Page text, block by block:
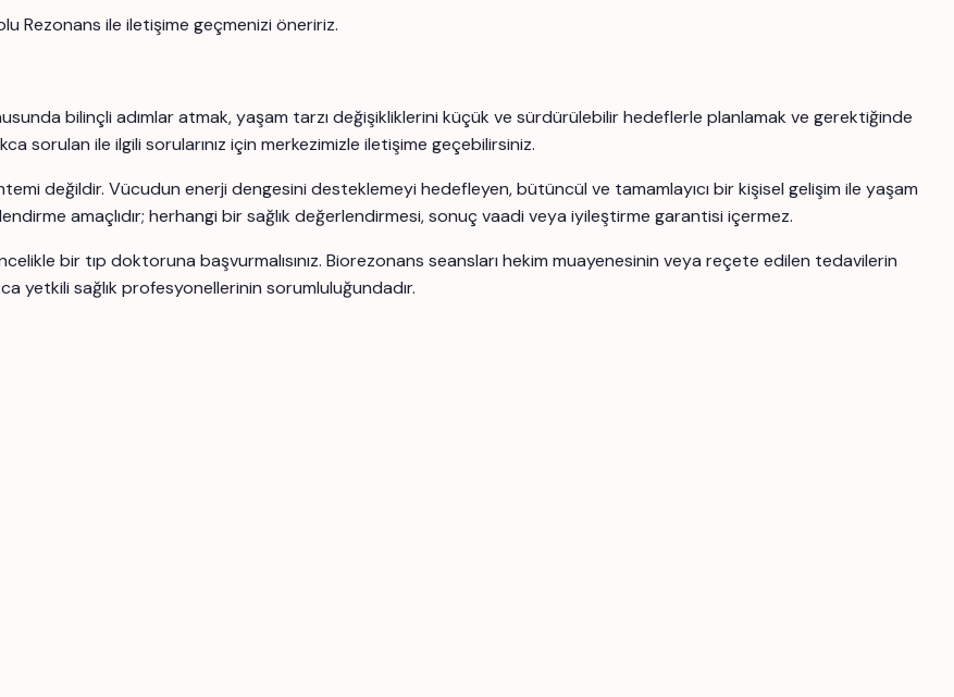
Rezonans ile iletişime geçmenizi öneririz.
bilinçli adımlar atmak, yaşam tarzı değişikliklerini küçük ve sürdürülebilir hedeflerle planlamak ve gerektiğinde
sorulan ile ilgili sorularınız için merkezimizle iletişime geçebilirsiniz.
değildir. Vücudun enerji dengesini desteklemeyi hedefleyen, bütüncül ve tamamlayıcı bir kişisel gelişim ile yaşam
amaçlıdır; herhangi bir sağlık değerlendirmesi, sonuç vaadi veya iyileştirme garantisi içermez.
bir tıp doktoruna başvurmalısınız. Biorezonans seansları hekim muayenesinin veya reçete edilen tedavilerin
yetkili sağlık profesyonellerinin sorumluluğundadır.